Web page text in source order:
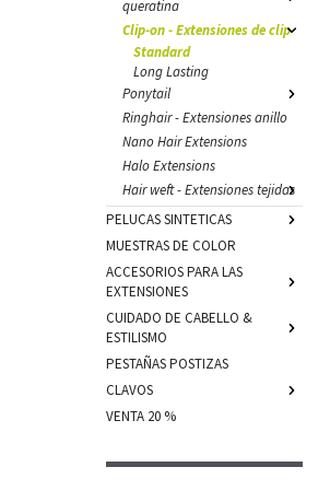
queratina
Clip-on - Extensiones de clip
Standard
Long Lasting
Ponytail
Ringhair - Extensiones anillo
Nano Hair Extensions
Halo Extensions
Hair weft - Extensiones tejidas
PELUCAS SINTETICAS
MUESTRAS DE COLOR
ACCESORIOS PARA LAS
EXTENSIONES
CUIDADO DE CABELLO &
ESTILISMO
PESTAÑAS POSTIZAS
CLAVOS
VENTA 20 %